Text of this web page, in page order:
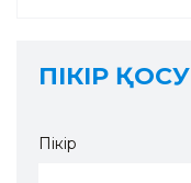
ПІКІР ҚОСУ
Пікір